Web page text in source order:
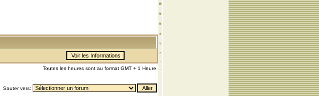
Toutes les heures sont au format GMT + 1 Heure
Sauter vers: